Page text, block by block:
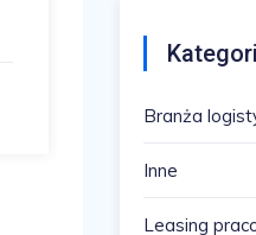
Branża
Inne
Leasing